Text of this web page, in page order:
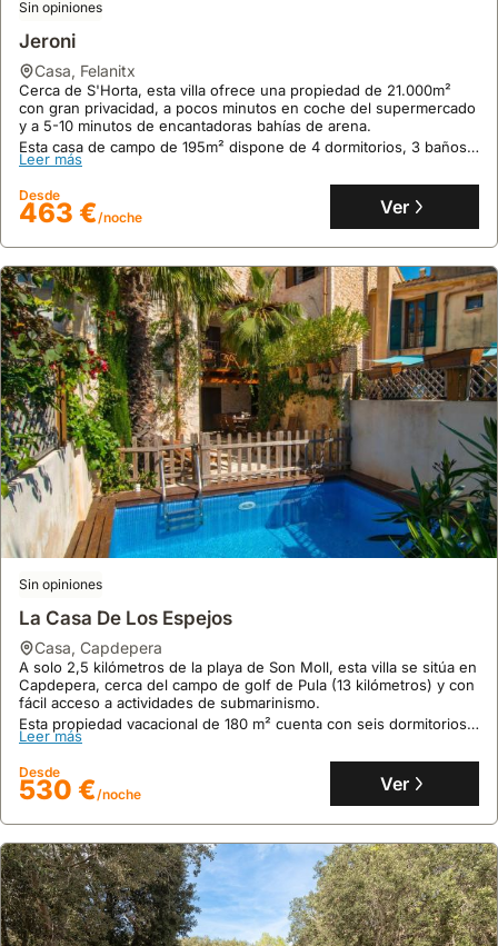
9.6 23 opiniones
casa, Manacor
A solo 300 metros de la Playa de Porto Cristo, esta casa de
vacaciones se encuentra en Porto Cristo y a 18 minutos andando
de las Cuevas del Drach.
Esta villa ofrece 62 m² con 2 dormitorios, 1 baño, aire
acondicionado, WiFi gratuito y aparcamiento privado, siendo una
opción perfecta para alquiler vacacional cerca de atracciones
como el campo de golf de Pula.
Leer más
Desde
118 €/noche Ver
Sin opiniones
casa ,Manacor
En el tranquilo entorno rural, a las afueras de Manacor, se
encuentra esta villa privada, a 11 kilómetros del mar y la playa.
Esta espaciosa casa de campo de 200 m² con aire acondicionado,
piscina privada y barbacoa ofrece alojamiento para 6 personas,
siendo una opción excelente para alquiler vacacional en la zona.
Leer más
Desde
319 €/noche Ver
Sin opiniones
Jeroni
casa, Felanitx
Cerca de S'Horta, esta villa ofrece una propiedad de 21.000m²
con gran privacidad, a pocos minutos en coche del supermercado
y a 5-10 minutos de encantadoras bahías de arena.
Esta casa de campo de 195m² dispone de 4 dormitorios, 3 baños,
aire acondicionado, piscina privada de 10x4,5 metros y terraza
Leer más
Desde
463 €/noche Ver
Sin opiniones
La Casa De Los Espejos
casa, Capdepera
A solo 2,5 kilómetros de la playa de Son Moll, esta villa se sitúa en
Capdepera, cerca del campo de golf de Pula (13 kilómetros) y con
fácil acceso a actividades de submarinismo.
Esta propiedad vacacional de 180 m² cuenta con seis dormitorios,
cuatro baños, aire acondicionado, piscina exterior y WiFi gratuito,
Leer más
Desde
530 €/noche Ver